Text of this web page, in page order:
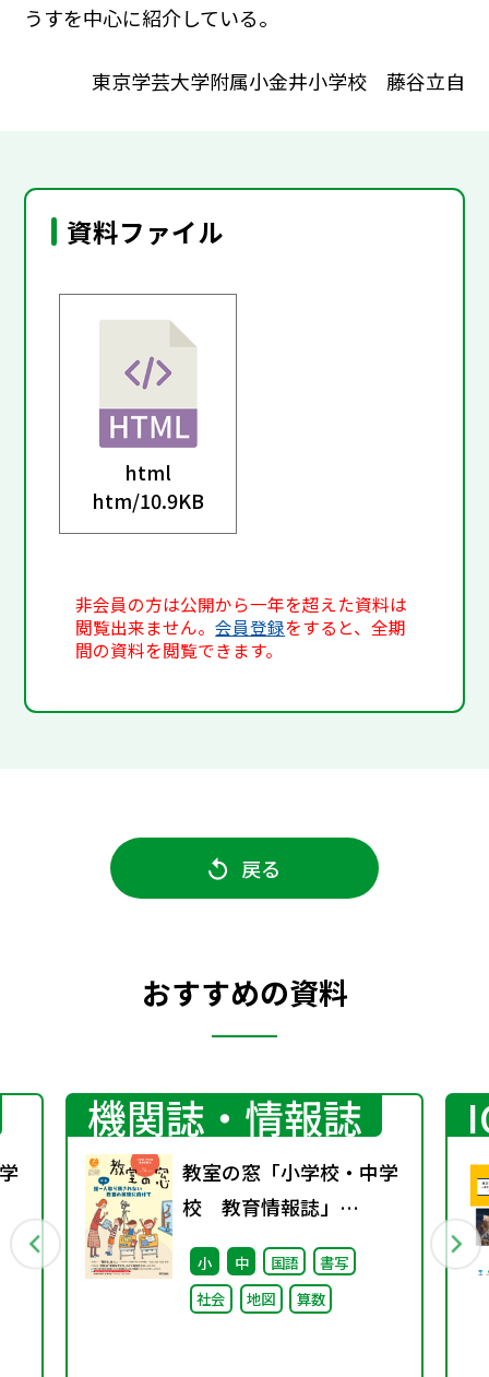
うすを中心に紹介している。
東京学芸大学附属小金井小学校 藤谷立自
資料ファイル
html
htm/10.9KB
非会員の方は公開から一年を超えた資料は
閲覧出来ません。会員登録をすると、全期
間の資料を閲覧できます。
戻る
おすすめの資料
機関誌・情報誌
教室の窓「小学校・中学
校 教育情報誌」
vol.74 2025年1月発行
小 中 国語
書写
社会
地図 算数